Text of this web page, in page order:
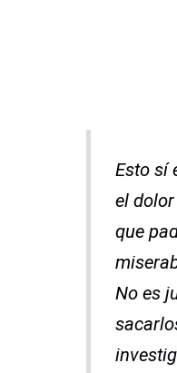
Esto sí
el
que
No es